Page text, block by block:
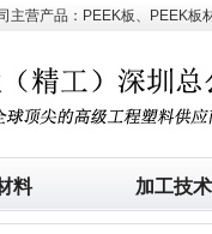
主营产品：PEEK板、PEEK板
料 加工技术